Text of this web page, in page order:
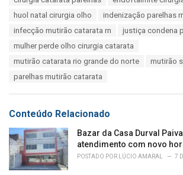
huol natal cirurgia olho
indenização parelhas
infecção mutirão catarata rn
justiça condena
mulher perde olho cirurgia catarata
mutirão catarata rio grande do norte
mutirão
parelhas mutirão catarata
Conteúdo Relacionado
Bazar da Casa Durval
atendimento com novo
POSTADO POR LÚCIO AMARAL 7